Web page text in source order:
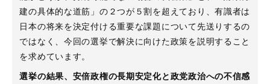
建の具体的な道筋」の２つが５割を超えており、有識者は
日本の将来を決定付ける重要な課題について先送りするの
ではなく、今回の選挙で解決に向けた政策を説明すること
を求めています。
選挙の結果、安倍政権の長期安定化と政党政治への不信感